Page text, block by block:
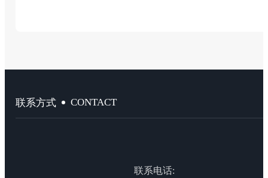
联系方式 CONTACT
联系电话: